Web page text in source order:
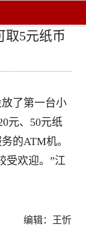
取5元纸币
了第一台小
元、50元纸
的ATM机。
受欢迎。”江
编辑：王忻